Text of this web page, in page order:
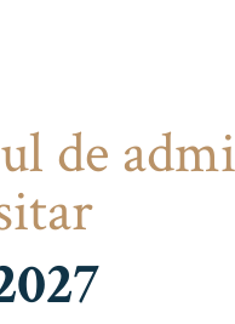
de